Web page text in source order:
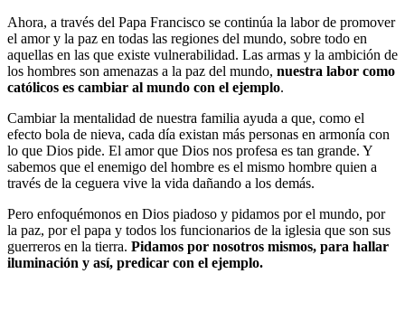
Ahora, a través del Papa Francisco se continúa la labor de promover
el amor y la paz en todas las regiones del mundo, sobre todo en
aquellas en las que existe vulnerabilidad. Las armas y la ambición de
los hombres son amenazas a la paz del mundo, nuestra labor como
católicos es cambiar al mundo con el ejemplo.
Cambiar la mentalidad de nuestra familia ayuda a que, como el
efecto bola de nieva, cada día existan más personas en armonía con
lo que Dios pide. El amor que Dios nos profesa es tan grande. Y
sabemos que el enemigo del hombre es el mismo hombre quien a
través de la ceguera vive la vida dañando a los demás.
Pero enfoquémonos en Dios piadoso y pidamos por el mundo, por
la paz, por el papa y todos los funcionarios de la iglesia que son sus
guerreros en la tierra. Pidamos por nosotros mismos, para hallar
iluminación y así, predicar con el ejemplo.